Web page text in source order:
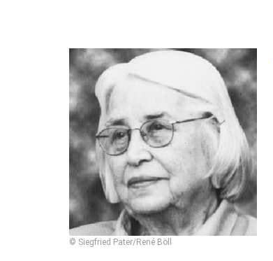
© Siegfried Pater/René Böll